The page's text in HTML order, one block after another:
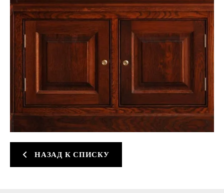
НАЗАД К СПИСКУ